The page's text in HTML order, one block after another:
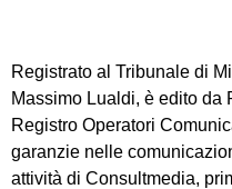
Registrato al Tribunale di
Massimo Lualdi, è edito da
Registro Operatori
garanzie nelle
attività di Consultmedia,